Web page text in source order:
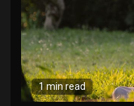
1 min read